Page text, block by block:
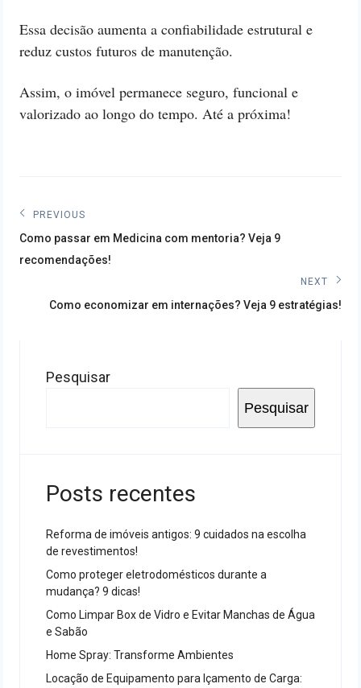
Essa decisão aumenta a confiabilidade estrutural e
reduz custos futuros de manutenção.
Assim, o imóvel permanece seguro, funcional e
valorizado ao longo do tempo. Até a próxima!
Navegação
de
Post
PREVIOUS
Previous
post:
Como passar em Medicina com mentoria? Veja 9
recomendações!
NEXT
Next
Como economizar em internações? Veja 9 estratégias!
Pesquisar
Pesquisar
Posts recentes
Reforma de imóveis antigos: 9 cuidados na escolha
de revestimentos!
Como proteger eletrodomésticos durante a
mudança? 9 dicas!
Como Limpar Box de Vidro e Evitar Manchas de Água
e Sabão
Home Spray: Transforme Ambientes
Locação de Equipamento para Içamento de Carga: